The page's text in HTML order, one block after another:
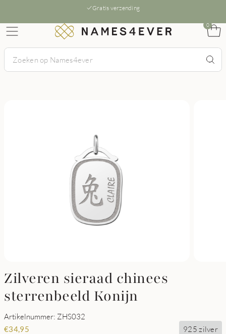
Gratis verzending
0
Zilveren sieraad chinees
sterrenbeeld Konijn
Artikelnummer: ZHS032
€34,95 925 zilver